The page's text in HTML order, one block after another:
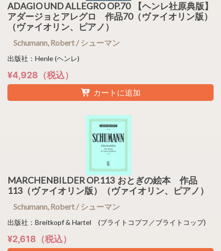
ADAGIO UND ALLEGRO OP.70 【ヘンレ社原典版】
アダージョとアレグロ 作品70（ヴァイオリン版）
（ヴァイオリン、ピアノ）
Schumann, Robert / シューマン
出版社：Henle (ヘンレ)
¥4,928（税込）
カートに追加
MARCHENBILDER OP.113 おとぎの絵本 作品
113（ヴァイオリン版）（ヴァイオリン、ピアノ）
Schumann, Robert / シューマン
出版社：Breitkopf & Hartel (ブライトコプフ／ブライトコップ)
¥2,618（税込）